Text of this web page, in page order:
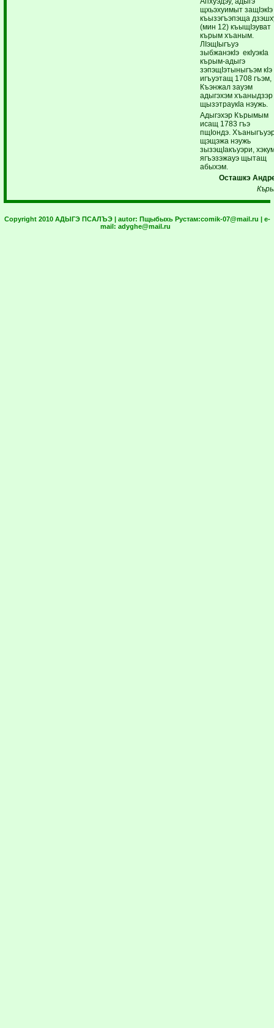
щхьэхуимыт защIэкIэ
къызэгъэпэща
(мин 12) къыщIэуват
кърым хъаным.
ЛIэщIыгъуэ
зыбжанэкIэ екIуэкIа
кърым-адыгэ
зэпэщIэтыныгъэм кIэ
игъуэтащ 1708 гъэм,
Къэнжал зауэм
адыгэхэм хъаныдзэр
щызэтраукIа нэужь.
Адыгэхэр Кърымым
исащ 1783 гъэ
пщIондэ.
щэщэжа нэужь
зызэщIакъуэри,
ягъэзэжауэ щытащ
абыхэм.
Осташкэ
Copyright 2010 АДЫГЭ ПСАЛЪЭ | autor: Пщыбыхь Рустам:comik-07@mail.ru | e-
mail: adyghe@mail.ru